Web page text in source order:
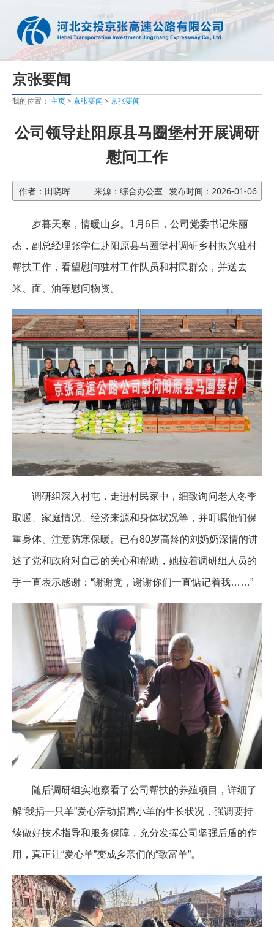
京张要闻
我的位置： 主页> 京张要闻 > 京张要闻
公司领导赴阳原县马圈堡村开展调研
慰问工作
作者：田晓晖 来源：综合办公室 发布时间：2026-01-06
岁暮天寒，情暖山乡。1月6日，公司党委书记朱丽
杰，副总经理张学仁赴阳原县马圈堡村调研乡村振兴驻村
帮扶工作，看望慰问驻村工作队员和村民群众，并送去
米、面、油等慰问物资。
调研组深入村屯，走进村民家中，细致询问老人冬季
取暖、家庭情况、经济来源和身体状况等，并叮嘱他们保
重身体、注意防寒保暖。已有80岁高龄的刘奶奶深情的讲
述了党和政府对自己的关心和帮助，她拉着调研组人员的
手一直表示感谢：“谢谢党，谢谢你们一直惦记着我……”
随后调研组实地察看了公司帮扶的养殖项目，详细了
解“我捐一只羊”爱心活动捐赠小羊的生长状况，强调要持
续做好技术指导和服务保障，充分发挥公司坚强后盾的作
用，真正让“爱心羊”变成乡亲们的“致富羊”。